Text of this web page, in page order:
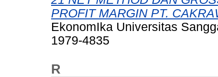
PROFIT MARGIN PT.
EkonomIka Universitas
1979-4835
R